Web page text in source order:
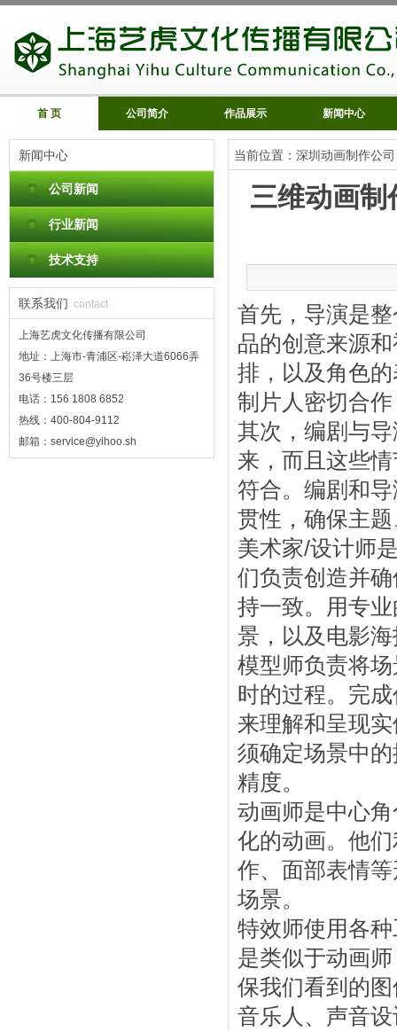
首 页 公司简介 作品展示 新闻中心
新闻中心
公司新闻
行业新闻
技术支持
联系我们 contact
上海艺虎文化传播有限公司
地址：上海市-青浦区-崧泽大道6066弄
36号楼三层
电话：156 1808 6852
热线：400-804-9112
邮箱：service@yihoo.sh
当前位置： 深圳动画制作公司
三维动画制
首先，导演是
品的创意来源
排，以及角色
制片人密切合
其次，编剧与
来，而且这些
符合。编剧和
贯性，确保主
美术家/设计师
们负责创造并
持一致。用专
景，以及电影
模型师负责将
时的过程。完
来理解和呈现
须确定场景中
精度。
动画师是中心
化的动画。他
作、面部表情
场景。
特效师使用各
是类似于动画
保我们看到的
音乐人、声音